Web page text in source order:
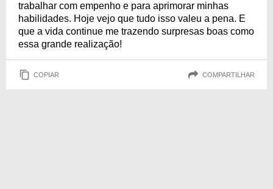
trabalhar com empenho e para aprimorar minhas
habilidades. Hoje vejo que tudo isso valeu a pena. E
que a vida continue me trazendo surpresas boas como
essa grande realização!
COPIAR COMPARTILHAR